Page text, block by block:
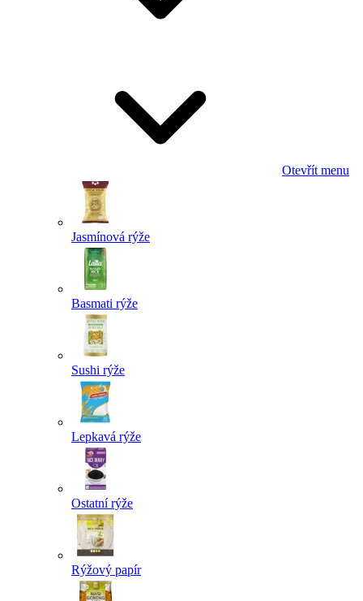
Otevřít menu
Jasmínová rýže
Basmati rýže
Sushi rýže
Lepkavá rýže
Ostatní rýže
Rýžový papír